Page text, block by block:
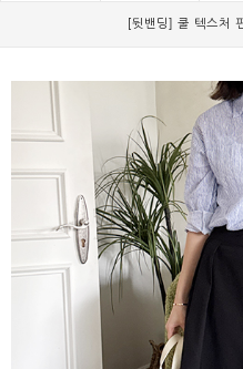
[뒷밴딩] 쿨 텍스처